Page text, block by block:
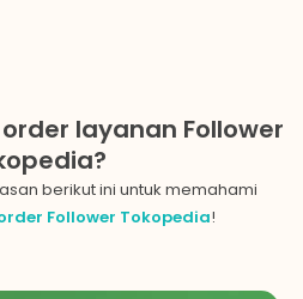
layanan Follower
berikut ini untuk memahami
Follower Tokopedia!